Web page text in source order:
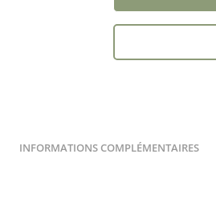
INFORMATIONS COMPLÉMENTAIRES